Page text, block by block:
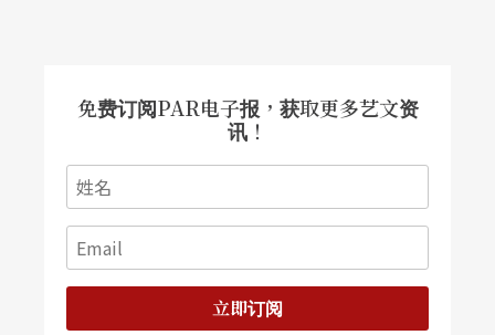
玲。」对於戏曲的今日处境，「缓慢进行中的世代
交替」是她们的解读观察。至于未来发展，她们乐
观看待，不自我设限：「以前看戏曲，主要是看演
员身段唱腔。现在观众想看得可多了。我们压力与
竞争更大，但身为现代的传统戏曲演员，本应该放
开心胸去多看多学。」
免费订阅PAR电子报，获取更多艺文资
讯！
立即订阅